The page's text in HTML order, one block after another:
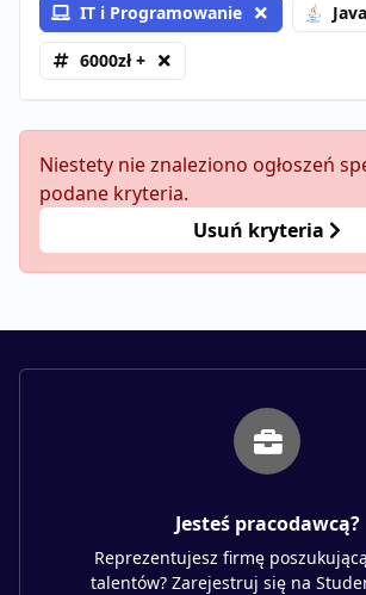
IT i Programowanie Java
6000zł +
Niestety nie znaleziono ogłoszeń
podane kryteria.
Usuń kryteria
Jesteś pracodawcą?
Reprezentujesz firmę
talentów? Zarejestruj się na